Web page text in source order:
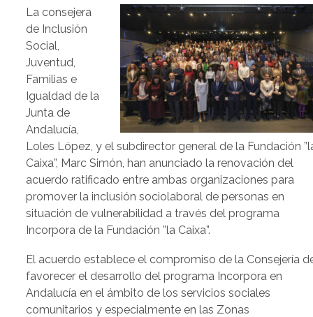
La consejera
de Inclusión
Social,
Juventud,
Familias e
Igualdad de la
Junta de
Andalucía,
Loles López, y el subdirector general de la Fundación
Caixa”, Marc Simón, han anunciado la renovación del
acuerdo ratificado entre ambas organizaciones para
promover la inclusión sociolaboral de personas en
situación de vulnerabilidad a través del programa
Incorpora de la Fundación ”la Caixa”.
El acuerdo establece el compromiso de la Consejería
favorecer el desarrollo del programa Incorpora en
Andalucía en el ámbito de los servicios sociales
comunitarios y especialmente en las Zonas